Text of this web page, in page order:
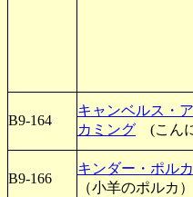
B9-164
キャンベルス・ア
カミング (こん
B9-166
キンダー・ポルカ
（小羊のポルカ）